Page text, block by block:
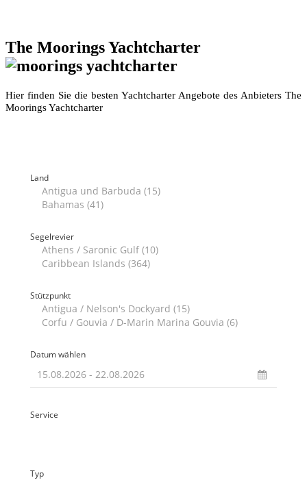
The Moorings Yachtcharter
Hier finden Sie die besten Yachtcharter Angebote des Anbieters The
Moorings Yachtcharter